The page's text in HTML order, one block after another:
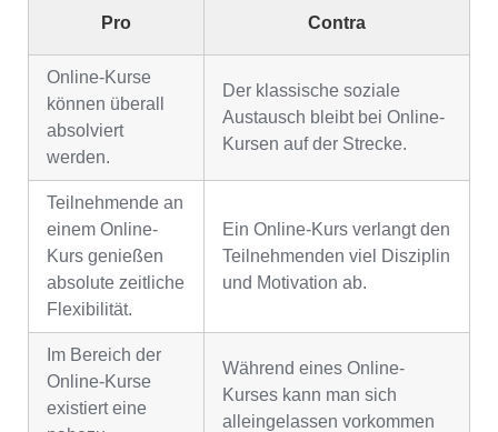
Pro Contra
Online-Kurse
können überall
absolviert
werden.
Der klassische soziale
Austausch bleibt bei Online-
Kursen auf der Strecke.
Teilnehmende an
einem Online-
Kurs genießen
absolute zeitliche
Flexibilität.
Ein Online-Kurs verlangt den
Teilnehmenden viel Disziplin
und Motivation ab.
Im Bereich der
Online-Kurse
existiert eine
Während eines Online-
Kurses kann man sich
alleingelassen vorkommen